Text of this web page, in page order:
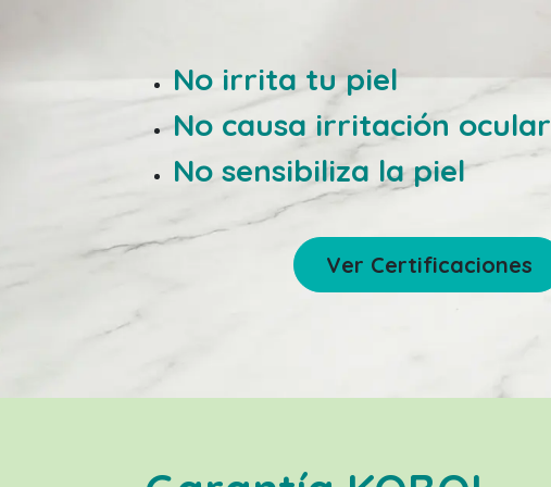
No irrita tu piel
No causa irritación ocular
No sensibiliza la piel
Ver Certificaciones